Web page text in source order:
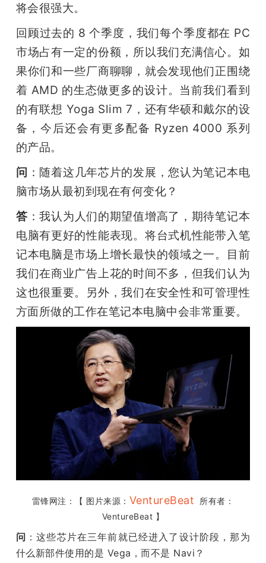
将会很强大。
回顾过去的 8 个季度，我们每个季度都在 PC
市场占有一定的份额，所以我们充满信心。如
果你们和一些厂商聊聊，就会发现他们正围绕
着 AMD 的生态做更多的设计。当前我们看到
的有联想 Yoga Slim 7，还有华硕和戴尔的设
备，今后还会有更多配备 Ryzen 4000 系列
的产品。
问 ：随着这几年芯片的发展，您认为笔记本电
脑市场从最初到现在有何变化？
答 ：我认为人们的期望值增高了，期待笔记本
电脑有更好的性能表现。将台式机性能带入笔
记本电脑是市场上增长最快的领域之一。目前
我们在商业广告上花的时间不多，但我们认为
这也很重要。另外，我们在安全性和可管理性
方面所做的工作在笔记本电脑中会非常重要。
雷锋网注：【 图片来源： VentureBeat 所有者：
VentureBeat 】
问 ：这些芯片在三年前就已经进入了设计阶段，那为
什么新部件使用的是 Vega，而不是 Navi？